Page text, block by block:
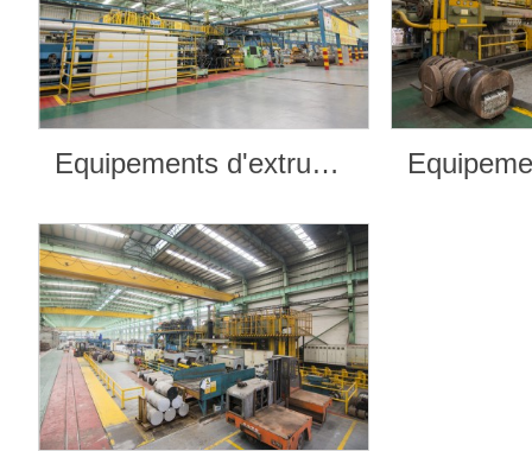
Equipements d'extrusion